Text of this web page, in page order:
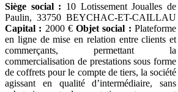
Siège social : 10 Lotissement Joualles de
Paulin, 33750 BEYCHAC-ET-CAILLAU
Capital : 2000 €Objet social : Plateforme
en ligne de mise en relation entre clients et
commerçants, permettant la
commercialisation de prestations sous forme
de coffrets pour le compte de tiers, la société
agissant en qualité d’intermédiaire, sans